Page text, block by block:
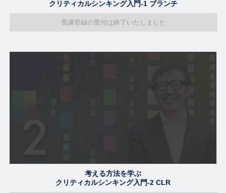
クリティカルシンキング入門-1 ブランチ
受講登録の受付は終了いたしました
考える方法を学ぶ
クリティカルシンキング入門-2 CLR